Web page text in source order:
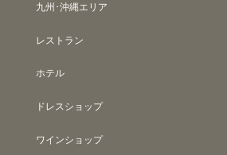
九州･沖縄エリア
レストラン
ホテル
ドレスショップ
ワインショップ